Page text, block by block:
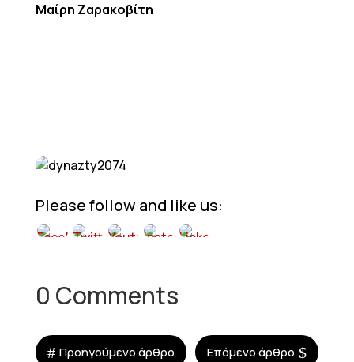
Μαίρη Ζαρακοβίτη
Please follow and like us:
0 Comments
# Προηγούμενο άρθρο Επόμενο άρθρο $